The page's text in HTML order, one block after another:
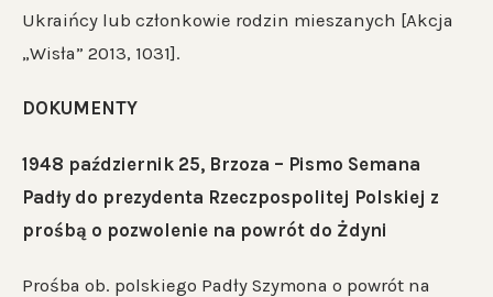
Ukraińcy lub członkowie rodzin mieszanych [Akcja
„Wisła” 2013, 1031].
DOKUMENTY
1948 październik 25, Brzoza – Pismo Semana
Padły do prezydenta Rzeczpospolitej Polskiej z
prośbą o pozwolenie na powrót do Żdyni
Prośba ob. polskiego Padły Szymona o powrót na